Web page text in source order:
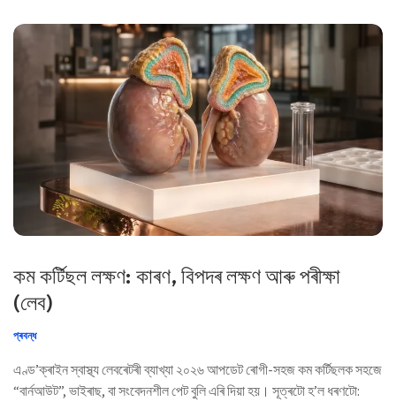
কম কৰ্টিছল লক্ষণ: কাৰণ, বিপদৰ লক্ষণ আৰু পৰীক্ষা
(লেব)
প্ৰবন্ধ
এণ্ড’ক্ৰাইন স্বাস্থ্য লেবৰেটৰী ব্যাখ্যা ২০২৬ আপডেট ৰোগী-সহজ কম কৰ্টিছলক সহজে
“বাৰ্নআউট”, ভাইৰাছ, বা সংবেদনশীল পেট বুলি এৰি দিয়া হয়। সূত্ৰটো হ’ল ধৰণটো: